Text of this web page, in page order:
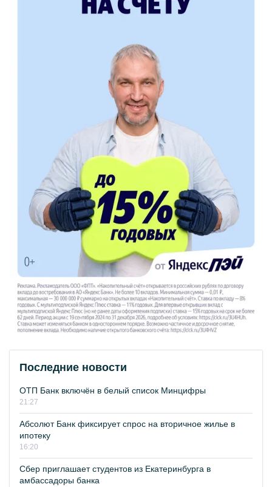
Последние новости
ОТП Банк включён в белый список Минцифры
21:27
Абсолют Банк фиксирует спрос на вторичное жилье в
ипотеку
16:20
Сбер приглашает студентов из Екатеринбурга в
амбассадоры банка